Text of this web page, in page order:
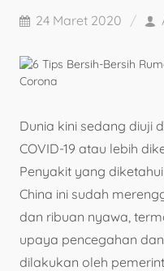
24 Maret 2020
Dunia kini sedang diuji
COVID-19 atau lebih
Penyakit yang
China ini sudah
dan ribuan nyawa,
upaya pencegahan
dilakukan oleh